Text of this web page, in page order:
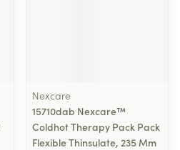
Nexcare
15710dab Nexcare™
Coldhot Therapy Pack Pack
Flexible Thinsulate, 235 Mm